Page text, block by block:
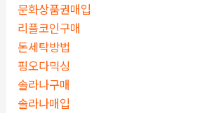
문화상품권매입
리플코인구매
돈세탁방법
핑오다믹싱
솔라나구매
솔라나매입